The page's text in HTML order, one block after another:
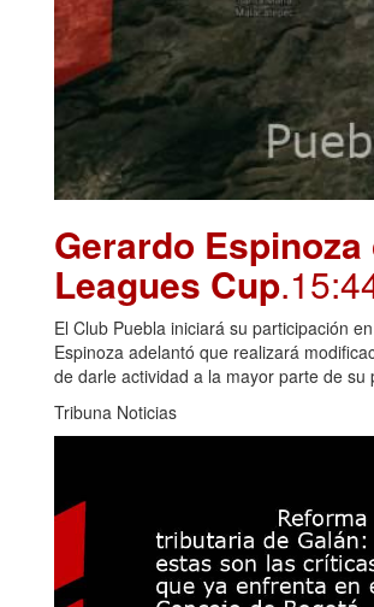
Gerardo
Leagues Cup
El Club Puebla iniciará su participación
Espinoza adelantó que realizará
de darle actividad a la mayor parte de
Tribuna Noticias